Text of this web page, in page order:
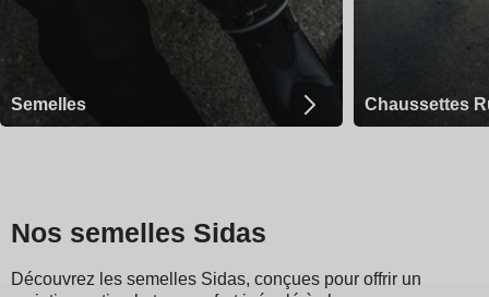
Semelles Chaussettes
Nos semelles Sidas
Découvrez les semelles Sidas, conçues pour offrir un